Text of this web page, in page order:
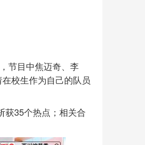
节目中焦迈奇、李
校生作为自己的队员
获35个热点；相关合